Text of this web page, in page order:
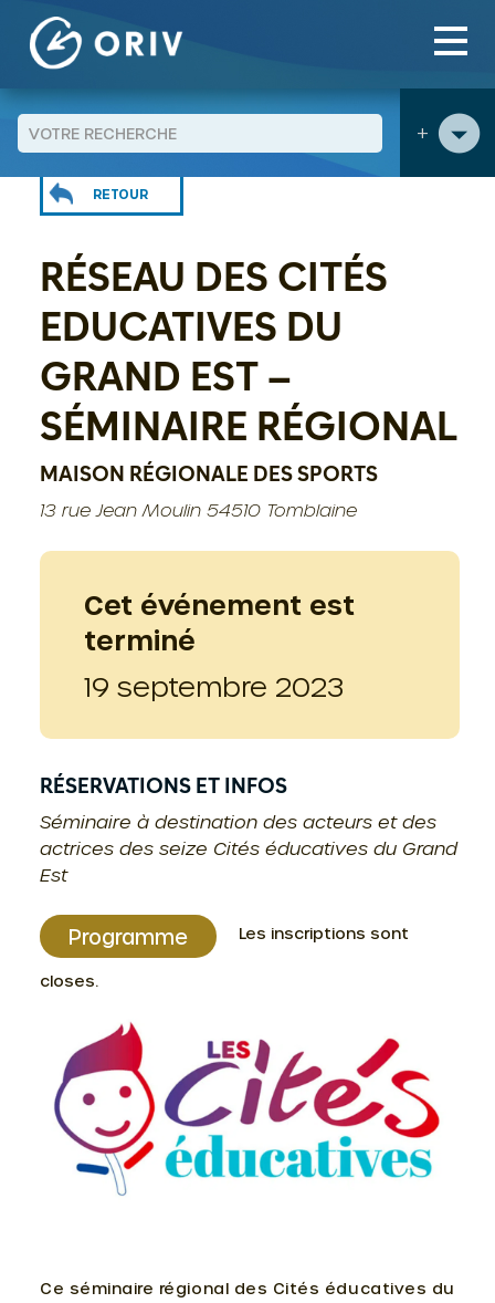
Aller au contenu
+
Agenda >
Réseau des Cités Educatives du Grand Est -
Séminaire régional
RETOUR
RÉSEAU DES CITÉS
EDUCATIVES DU
GRAND EST –
SÉMINAIRE RÉGIONAL
MAISON RÉGIONALE DES SPORTS
13 rue Jean Moulin 54510 Tomblaine
Cet événement est
terminé
19 septembre 2023
RÉSERVATIONS ET INFOS
Séminaire à destination des acteurs et des
actrices des seize Cités éducatives du Grand
Est
Programme Les inscriptions sont
closes.
Ce séminaire régional des Cités éducatives du
Panneau de gestion des cookies